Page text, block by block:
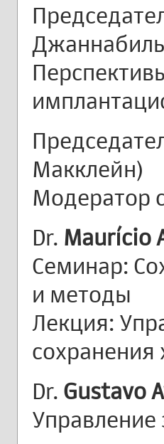
Макклейн)
Модератор
Dr. Maurício
Семинар:
и методы
Лекция:
сохранения
Dr. Gustavo
Управление